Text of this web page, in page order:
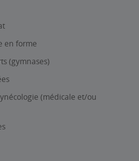
en forme
(gymnases)
(médicale et/ou